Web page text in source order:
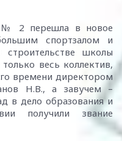
№ 2 перешла в новое
спортзалом и
школы
весь коллектив,
времени директором
Н.В., а завучем –
в дело образования и
получили звание